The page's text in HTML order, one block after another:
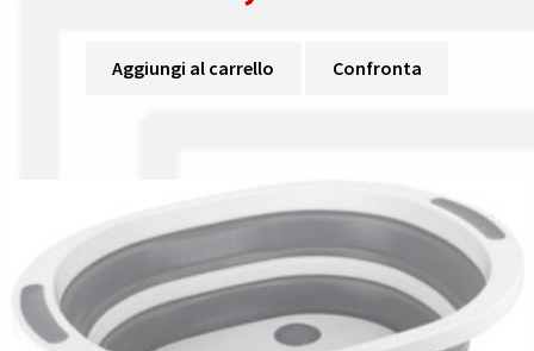
Aggiungi al carrello Confronta